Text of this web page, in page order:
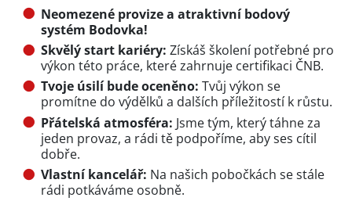
Neomezené provize a atraktivní bodový
systém Bodovka!
Skvělý start kariéry: Získáš školení potřebné pro
výkon této práce, které zahrnuje certifikaci ČNB.
Tvoje úsilí bude oceněno: Tvůj výkon se
promítne do výdělků a dalších příležitostí k růstu.
Přátelská atmosféra: Jsme tým, který táhne za
jeden provaz, a rádi tě podpoříme, aby ses cítil
dobře.
Vlastní kancelář: Na našich pobočkách se stále
rádi potkáváme osobně.